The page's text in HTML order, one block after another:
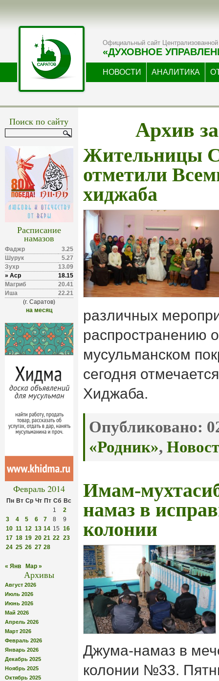
Официальный сайт Централизованной
«ДУХОВНОЕ
НОВОСТИ АНАЛИТИКА
Поиск по сайту
Расписание
намазов
Фаджр
3.25
Шурук
5.27
Зухр
13.09
» Аср
18.15
Магриб
20.41
Иша
22.21
(г. Саратов)
на месяц
Февраль 2014
Пн Вт Ср Чт Пт Сб Вс
1
2
3
4 5 6 7 8
9
10 11 12 13 14 15 16
17 18 19 20 21 22 23
24 25 26 27 28
« Янв Мар »
Архивы
Август 2026
Июль 2026
Июнь 2026
Май 2026
Апрель 2026
Март 2026
Февраль 2026
Январь 2026
Декабрь 2025
Ноябрь 2025
Октябрь 2025
Архив
Жительницы
отметили
хиджаба
различных
распространению
мусульманском
сегодня
Хиджаба.
Опубликовано:
«Родник»,
Имам-
намаз в
колонии
Джума-намаз в
колонии №33.